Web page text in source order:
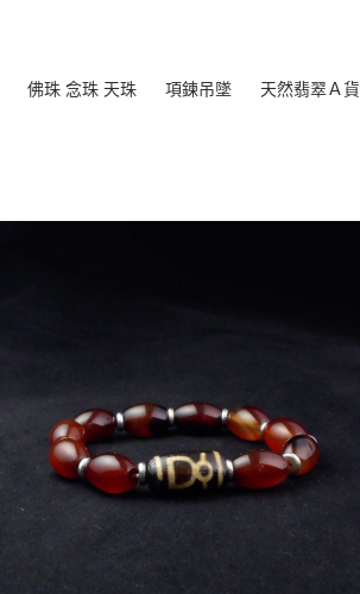
佛珠 念珠 天珠 項鍊吊墜 天然翡翠Ａ貨